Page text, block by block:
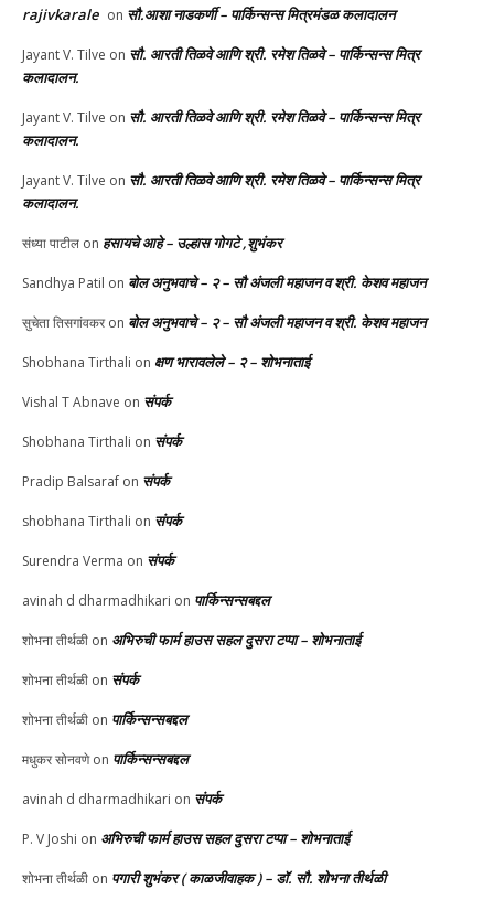
rajivkarale on सौ.आशा नाडकर्णी – पार्किन्सन्स मित्रमंडळ कलादालन
Jayant V. Tilve on सौ. आरती तिळवे आणि श्री. रमेश तिळवे – पार्किन्सन्स मित्र
कलादालन.
Jayant V. Tilve on सौ. आरती तिळवे आणि श्री. रमेश तिळवे – पार्किन्सन्स मित्र
कलादालन.
Jayant V. Tilve on सौ. आरती तिळवे आणि श्री. रमेश तिळवे – पार्किन्सन्स मित्र
कलादालन.
संध्या पाटील on हसायचे आहे – उल्हास गोगटे ,शुभंकर
Sandhya Patil on बोल अनुभवाचे – २ – सौ अंजली महाजन व श्री. केशव महाजन
सुचेता तिसगांवकरon बोल अनुभवाचे – २ – सौ अंजली महाजन व श्री. केशव महाजन
Shobhana Tirthali on क्षण भारावलेले – २ – शोभनाताई
Vishal T Abnave on संपर्क
Shobhana Tirthali on संपर्क
Pradip Balsaraf on संपर्क
shobhana Tirthali on संपर्क
Surendra Verma on संपर्क
avinah d dharmadhikari on पार्किन्सन्सबद्दल
शोभना तीर्थळी on अभिरुची फार्म हाउस सहल दुसरा टप्पा – शोभनाताई
शोभना तीर्थळी on संपर्क
शोभना तीर्थळी on पार्किन्सन्सबद्दल
मधुकर सोनवणेon पार्किन्सन्सबद्दल
avinah d dharmadhikari on संपर्क
P. V Joshi on अभिरुची फार्म हाउस सहल दुसरा टप्पा – शोभनाताई
शोभना तीर्थळी on पगारी शुभंकर ( काळजीवाहक ) – डॉ. सौ. शोभना तीर्थळी